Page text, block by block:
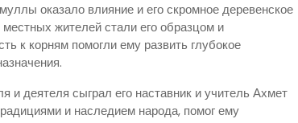
оказало влияние и его скромное деревенское
жителей стали его образцом и
к корням помогли ему развить глубокое
деятеля сыграл его наставник и учитель Ахмет
и наследием народа, помог ему